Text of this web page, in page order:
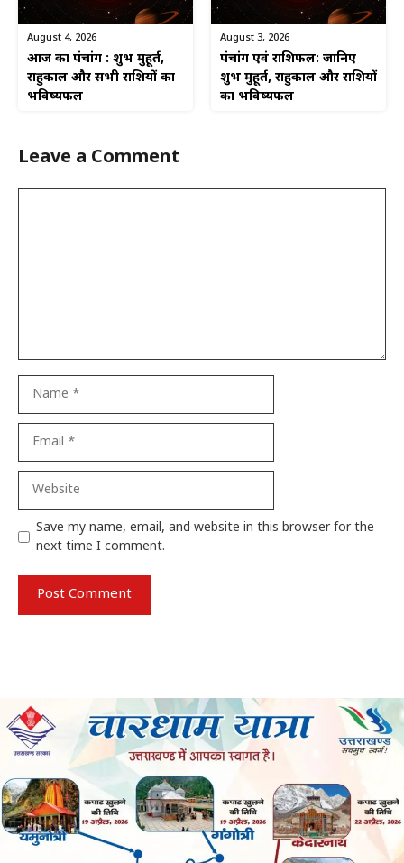
August 4, 2026
आज का पंचांग : शुभ मुहूर्त,
राहुकाल और सभी राशियों का
भविष्यफल
August 3, 2026
पंचांग एवं राशिफल: जानिए
शुभ मुहूर्त, राहुकाल और राशियों
का भविष्यफल
Leave a Comment
Website
Save my name, email, and website in this browser for the
next time I comment.